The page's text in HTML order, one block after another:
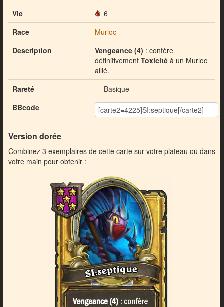
Vie
6
Race
Murloc
Description
Vengeance (4) : confère
définitivement Toxicitéà un Murloc
allié.
Rareté
Basique
BBcode
Version dorée
Combinez 3 exemplaires de cette carte sur votre plateau ou dans
votre main pour obtenir :